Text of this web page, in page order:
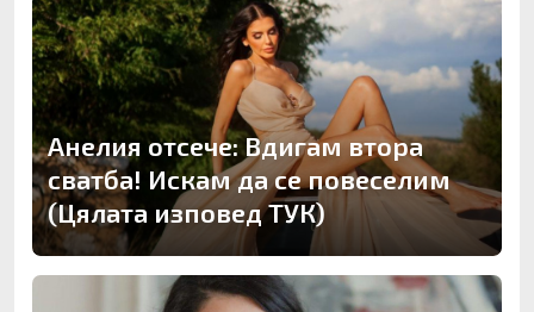
Анелия отсече: Вдигам втора
сватба! Искам да се повеселим
(Цялата изповед ТУК)